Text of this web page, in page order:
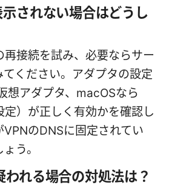
されない場合はどうし
再接続を試み、必要ならサー
ください。アダプタの設定
想アダプタ、macOSなら
）が正しく有効かを確認し
VPNのDNSに固定されてい
う。
われる場合の対処法は？